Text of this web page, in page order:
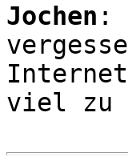
Jochen :
viel zu